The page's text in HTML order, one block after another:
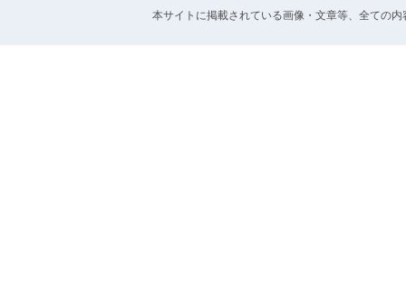
本サイトに掲載されている画像・文章等、全ての